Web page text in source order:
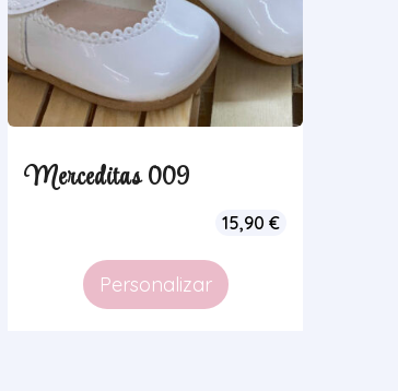
Merceditas 009
15,90 €
Personalizar